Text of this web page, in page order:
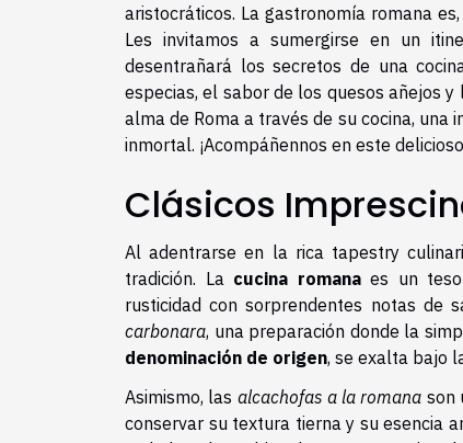
aristocráticos. La gastronomía romana
Les invitamos a sumergirse en un
desentrañará los secretos de una
especias, el sabor de los quesos añejos
alma de Roma a través de su cocina, una
inmortal. ¡Acompáñennos en este
Clásicos
Al adentrarse en la rica tapestry
tradición. La cucina romanaes un
rusticidad con sorprendentes notas de
carbonara, una preparación donde la
denominación de origen, se exalta bajo
Asimismo, las alcachofas a la romana son
conservar su textura tierna y su esencia